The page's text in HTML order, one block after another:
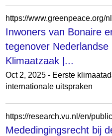
Inwoners van Bonaire
tegenover
Klimaatzaak |...
Oct 2, 2025 - Eerste
internationale uitspraken
Mededingingsrecht bij